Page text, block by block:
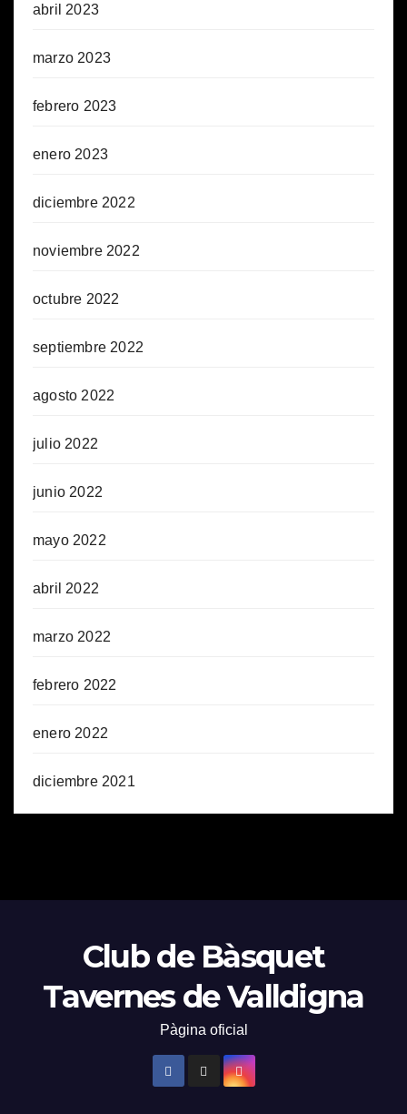
abril 2023
marzo 2023
febrero 2023
enero 2023
diciembre 2022
noviembre 2022
octubre 2022
septiembre 2022
agosto 2022
julio 2022
junio 2022
mayo 2022
abril 2022
marzo 2022
febrero 2022
enero 2022
diciembre 2021
Club de Bàsquet
Tavernes de Valldigna
Pàgina oficial